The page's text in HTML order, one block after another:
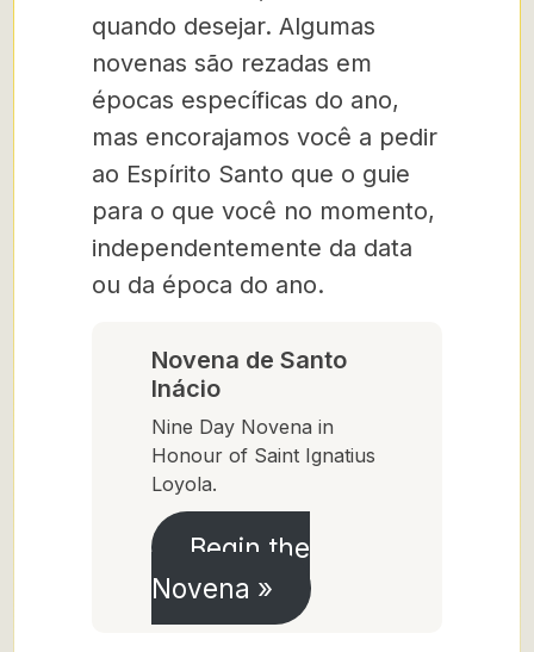
quando desejar. Algumas
novenas são rezadas em
épocas específicas do ano,
mas encorajamos você a pedir
ao Espírito Santo que o guie
para o que você no momento,
independentemente da data
ou da época do ano.
Novena de Santo
Inácio
Nine Day Novena in
Honour of Saint Ignatius
Loyola.
Begin the
Novena »